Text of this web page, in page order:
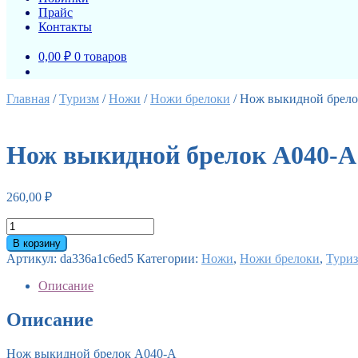
Прайс
Контакты
0,00 ₽ 0 товаров
Главная /Туризм /Ножи /Ножи брелоки /Нож выкидной
Нож выкидной брелок A040-A
260,00 ₽
Количество
товара
Нож
выкидной
брелок
A
В корзину
Артикул: da336a1c6ed5 Категории: Ножи, Ножи брелоки,
Описание
Описание
Нож выкидной брелок A040-A